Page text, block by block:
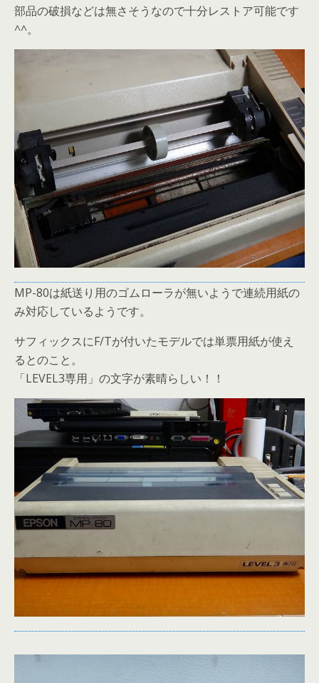
部品の破損などは無さそうなので十分レストア可能です
^^。
MP-80は紙送り用のゴムローラが無いようで連続用紙の
み対応しているようです。
サフィックスにF/Tが付いたモデルでは単票用紙が使え
るとのこと。
「LEVEL3専用」の文字が素晴らしい！！